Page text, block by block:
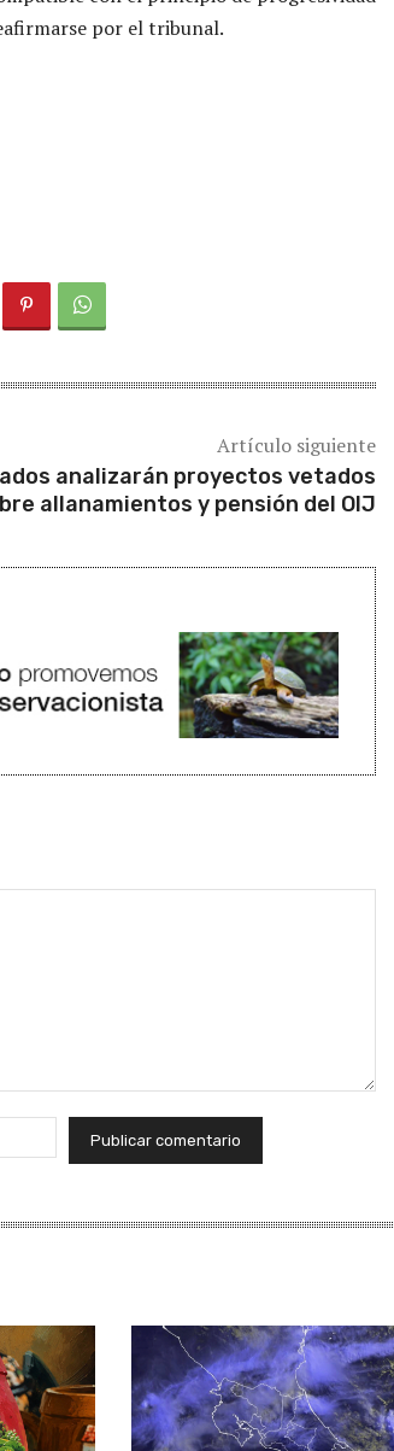
por el tribunal.
Artículo siguiente
analizarán proyectos vetados
allanamientos y pensión del OIJ
electrónico:*